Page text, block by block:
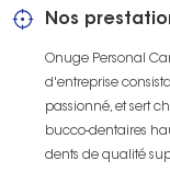
Nos
Onuge Personal
d'entreprise
passionné, et sert
bucco-dentaires
dents de qualité